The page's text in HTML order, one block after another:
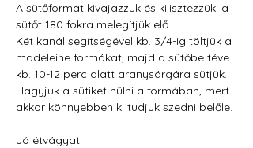
A sütőformát kivajazzuk és kilisztezzük. a
sütőt 180 fokra melegítjük elő.
Két kanál segítségével kb. 3/4-ig töltjük a
madeleine formákat, majd a sütőbe téve
kb. 10-12 perc alatt aranysárgára sütjük.
Hagyjuk a sütiket hűlni a formában, mert
akkor könnyebben ki tudjuk szedni belőle.
Jó étvágyat!